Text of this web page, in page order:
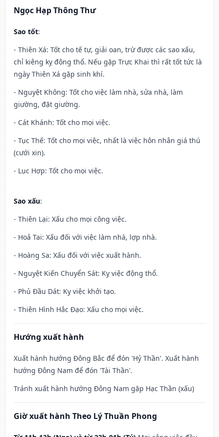
Ngọc Hạp Thông Thư
Sao tốt:
- Thiên Xá: Tốt cho tế tự, giải oan, trừ được các sao xấu,
chỉ kiêng kỵ động thổ. Nếu gặp Trực Khai thì rất tốt tức là
ngày Thiên Xá gặp sinh khí.
- Nguyệt Không: Tốt cho việc làm nhà, sửa nhà, làm
giường, đặt giường.
- Cát Khánh: Tốt cho mọi việc.
- Tục Thế: Tốt cho mọi việc, nhất là việc hôn nhân giá thú
(cưới xin).
- Lục Hợp: Tốt cho mọi việc.
Sao xấu:
- Thiên Lại: Xấu cho mọi công việc.
- Hoả Tai: Xấu đối với việc làm nhà, lợp nhà.
- Hoàng Sa: Xấu đối với việc xuất hành.
- Nguyệt Kiến Chuyển Sát: Kỵ việc động thổ.
- Phủ Đầu Dát: Kỵ việc khởi tạo.
- Thiên Hình Hắc Đạo: Xấu cho mọi việc.
Hướng xuất hành
Xuất hành hướng Đông Bắc để đón 'Hỷ Thần'. Xuất hành
hướng Đông Nam để đón 'Tài Thần'.
Tránh xuất hành hướng Đông Nam gặp Hạc Thần (xấu)
Giờ xuất hành Theo Lý Thuần Phong